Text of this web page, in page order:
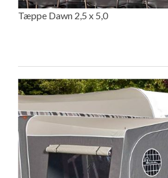
Tæppe Dawn 2,5 x 5,0